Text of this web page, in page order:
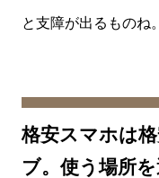
と支障が出るものね。
格安スマホは
ブ。使う場所を